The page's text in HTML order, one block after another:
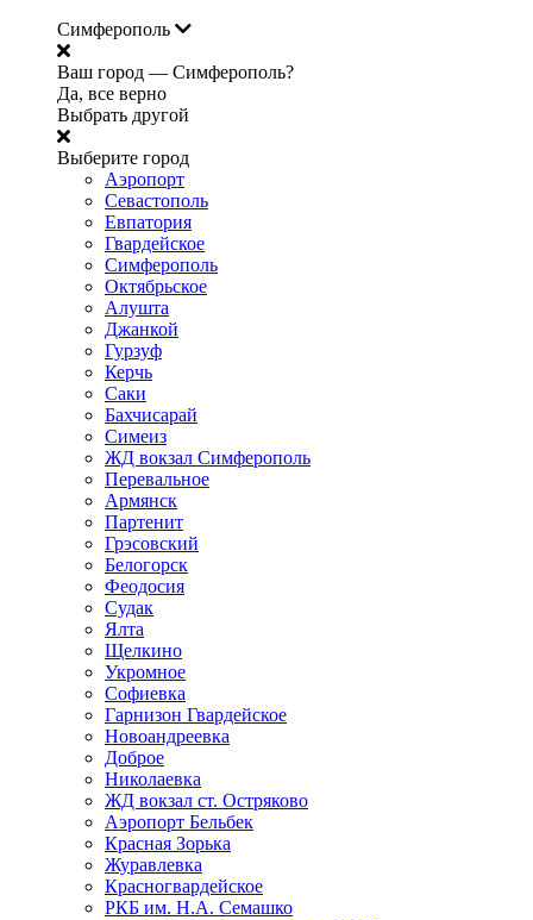
Симферополь
Ваш город — Симферополь?
Да, все верно
Выбрать другой
Выберите город
Аэропорт
Севастополь
Евпатория
Гвардейское
Симферополь
Октябрьское
Алушта
Джанкой
Гурзуф
Керчь
Саки
Бахчисарай
Симеиз
ЖД вокзал Симферополь
Перевальное
Армянск
Партенит
Грэсовский
Белогорск
Феодосия
Судак
Ялта
Щелкино
Укромное
Софиевка
Гарнизон Гвардейское
Новоандреевка
Доброе
Николаевка
ЖД вокзал ст. Остряково
Аэропорт Бельбек
Красная Зорька
Журавлевка
Красногвардейское
РКБ им. Н.А. Семашко